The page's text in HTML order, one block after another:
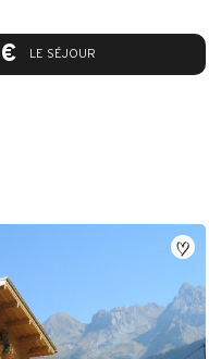
LE SÉJOUR